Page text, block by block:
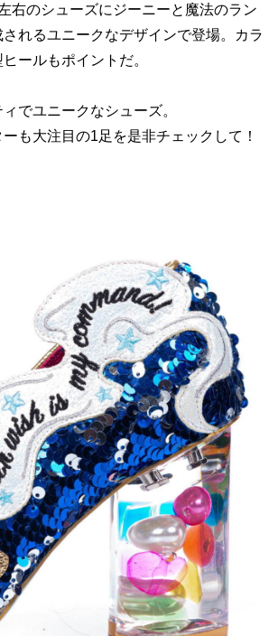
右のシューズにジーニーと魔法のラン
れるユニークなデザインで登場。カラ
ールもポイントだ。
でユニークなシューズ。
も大注目の1足を是非チェックして！